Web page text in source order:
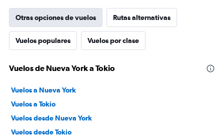
Otras opciones de vuelos Rutas alternativas
Vuelos populares Vuelos por clase
Vuelos de Nueva York a Tokio
Vuelos a Nueva York
Vuelos a Tokio
Vuelos desde Nueva York
Vuelos desde Tokio